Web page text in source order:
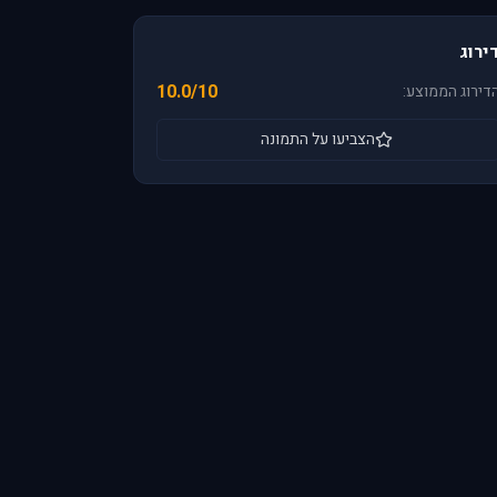
הממוצע: 10.0/10
הצביעו על התמונה